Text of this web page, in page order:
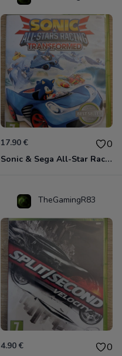
17.90 € 0
Sonic & Sega All-Star Racing - Transformed Xbox 360
TheGamingR83
4.90 € 0